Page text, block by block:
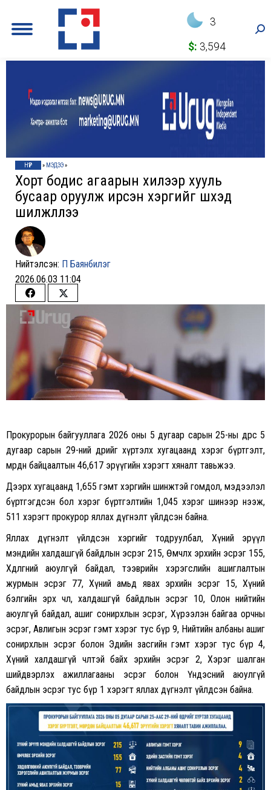
3
$: 3,594
НҮҮР » МЭДЭЭ»
Хорт бодис агаарын хилээр хууль
бусаар оруулж ирсэн хэргийг шүүхэд
шилжүүллээ
Нийтэлсэн: П Баянбилэг
2026.06.03 11:04
Share
on
Facebook
Share
on
Twitter
Прокурорын байгууллага 2026 оны 5 дугаар сарын 25-ны өдрөөс 5
дугаар сарын 29-ний өдрийг хүртэлх хугацаанд хэрэг бүртгэлт,
мөрдөн байцаалтын 46,617 эрүүгийн хэрэгт хяналт тавьжээ.
Дээрх хугацаанд 1,655 гэмт хэргийн шинжтэй гомдол, мэдээлэл
бүртгэгдсэн бол хэрэг бүртгэлтийн 1,045 хэрэг шинээр нээж,
511 хэрэгт прокурор яллах дүгнэлт үйлдсэн байна.
Яллах дүгнэлт үйлдсэн хэргийг тодруулбал, Хүний эрүүл
мэндийн халдашгүй байдлын эсрэг 215, Өмчлөх эрхийн эсрэг 155,
Хөдөлгөөний аюулгүй байдал, тээврийн хэрэгслийн ашиглалтын
журмын эсрэг 77, Хүний амьд явах эрхийн эсрэг 15, Хүний
бэлгийн эрх чөлөө, халдашгүй байдлын эсрэг 10, Олон нийтийн
аюулгүй байдал, ашиг сонирхлын эсрэг, Хүрээлэн байгаа орчны
эсрэг, Авлигын эсрэг гэмт хэрэг тус бүр 9, Нийтийн албаны ашиг
сонирхлын эсрэг болон Эдийн засгийн гэмт хэрэг тус бүр 4,
Хүний халдашгүй чөлөөтэй байх эрхийн эсрэг 2, Хэрэг шалган
шийдвэрлэх ажиллагааны эсрэг болон Үндэсний аюулгүй
байдлын эсрэг тус бүр 1 хэрэгт яллах дүгнэлт үйлдсэн байна.